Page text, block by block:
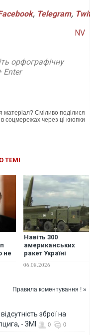
, Telegram,
NV
орфографічну
Enter
матеріал? Сміливо поділися
соцмережах через ці кнопки
ТЕМІ
не
Навіть 300
американських
ракет Україні
вистачить лише на
2,5-3 місяці
обстрілів - експерт
06.08.2026
Правила коментування ! »
зброї на
- ЗМІ
0 0